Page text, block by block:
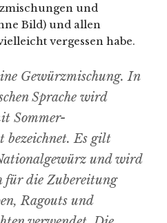
und
Bild) und allen
vergessen habe.
Gewürzmischung. In
Sprache wird
Sommer-
bezeichnet. Es gilt
und wird
für die Zubereitung
Ragouts und